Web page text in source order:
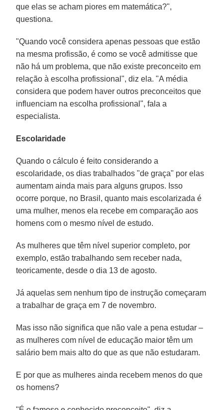
que elas se acham piores em matemática?",
questiona.
"Quando você considera apenas pessoas que estão
na mesma profissão, é como se você admitisse que
não há um problema, que não existe preconceito em
relação à escolha profissional", diz ela. "A média
considera que podem haver outros preconceitos que
influenciam na escolha profissional", fala a
especialista.
Escolaridade
Quando o cálculo é feito considerando a
escolaridade, os dias trabalhados "de graça" por elas
aumentam ainda mais para alguns grupos. Isso
ocorre porque, no Brasil, quanto mais escolarizada é
uma mulher, menos ela recebe em comparação aos
homens com o mesmo nível de estudo.
As mulheres que têm nível superior completo, por
exemplo, estão trabalhando sem receber nada,
teoricamente, desde o dia 13 de agosto.
Já aquelas sem nenhum tipo de instrução começaram
a trabalhar de graça em 7 de novembro.
Mas isso não significa que não vale a pena estudar –
as mulheres com nível de educação maior têm um
salário bem mais alto do que as que não estudaram.
E por que as mulheres ainda recebem menos do que
os homens?